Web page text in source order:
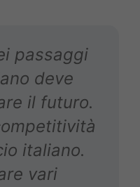
passaggi
deve
il futuro.
italiano.
vari